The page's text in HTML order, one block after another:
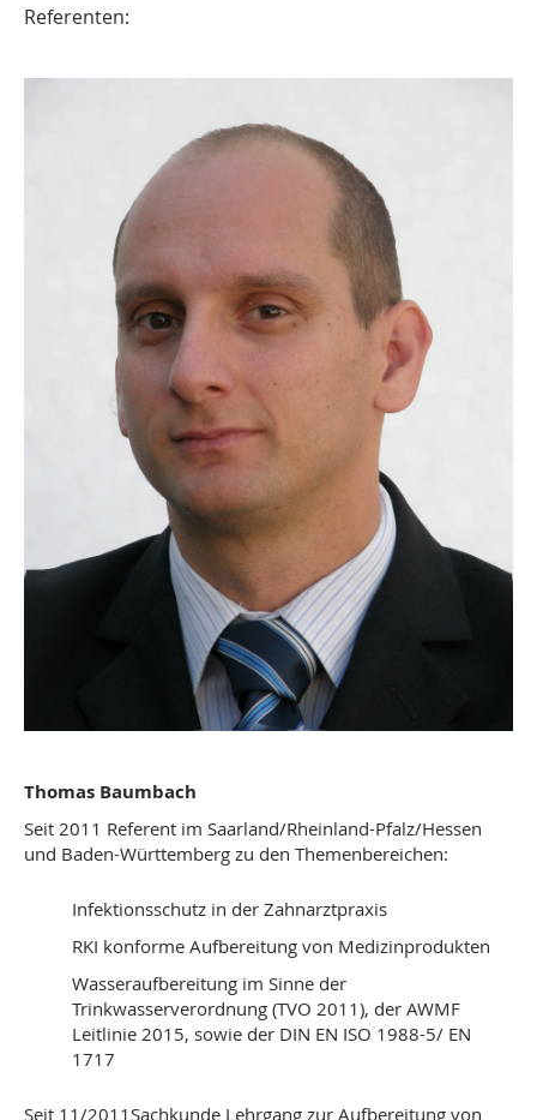
Referenten:
Thomas Baumbach
Seit 2011 Referent im Saarland/Rheinland-Pfalz/Hessen
und Baden-Württemberg zu den Themenbereichen:
Infektionsschutz in der Zahnarztpraxis
RKI konforme Aufbereitung von Medizinprodukten
Wasseraufbereitung im Sinne der
Trinkwasserverordnung (TVO 2011), der AWMF
Leitlinie 2015, sowie der DIN EN ISO 1988-5/ EN
1717
Seit 11/2011Sachkunde Lehrgang zur Aufbereitung von